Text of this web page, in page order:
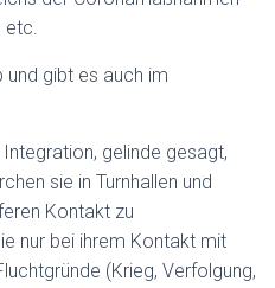
etc.
und gibt es auch im
gelinde gesagt,
sie in Turnhallen und
Kontakt zu
nur bei ihrem Kontakt mit
(Krieg, Verfolgung,